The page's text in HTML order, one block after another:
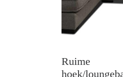
Ruime
hoek/